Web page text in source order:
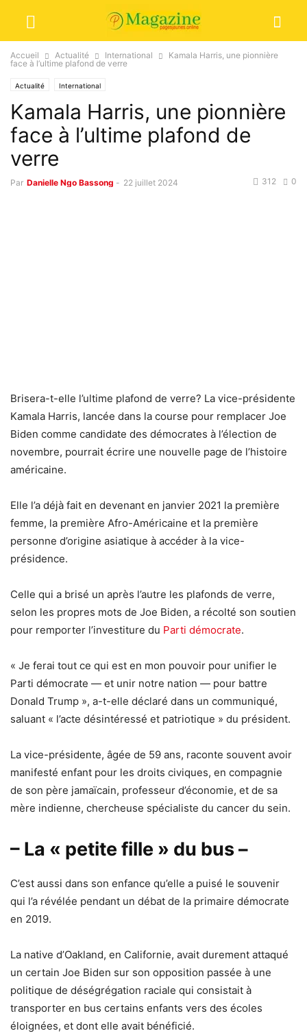
Accueil Actualité International
Kamala Harris, une pionnière
face à l’ultime plafond de verre
Actualité International
Kamala Harris, une pionnière
face à l’ultime plafond de
verre
Par Danielle Ngo Bassong - 22 juillet 2024 0
312
Brisera-t-elle l’ultime plafond de verre? La vice-présidente
Kamala Harris, lancée dans la course pour remplacer Joe
Biden comme candidate des démocrates à l’élection de
novembre, pourrait écrire une nouvelle page de l’histoire
américaine.
Elle l’a déjà fait en devenant en janvier 2021 la première
femme, la première Afro-Américaine et la première
personne d’origine asiatique à accéder à la vice-
présidence.
Celle qui a brisé un après l’autre les plafonds de verre,
selon les propres mots de Joe Biden, a récolté son soutien
pour remporter l’investiture du Parti démocrate.
« Je ferai tout ce qui est en mon pouvoir pour unifier le
Parti démocrate — et unir notre nation — pour battre
Donald Trump », a-t-elle déclaré dans un communiqué,
saluant « l’acte désintéressé et patriotique » du président.
La vice-présidente, âgée de 59 ans, raconte souvent avoir
manifesté enfant pour les droits civiques, en compagnie
de son père jamaïcain, professeur d’économie, et de sa
mère indienne, chercheuse spécialiste du cancer du sein.
– La « petite fille » du bus –
C’est aussi dans son enfance qu’elle a puisé le souvenir
qui l’a révélée pendant un débat de la primaire démocrate
en 2019.
La native d’Oakland, en Californie, avait durement attaqué
un certain Joe Biden sur son opposition passée à une
politique de déségrégation raciale qui consistait à
transporter en bus certains enfants vers des écoles
éloignées, et dont elle avait bénéficié.